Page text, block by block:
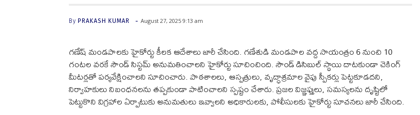
By PRAKASH KUMAR - August 27, 2025 9:13 am
గణేష్ మండపాలకు హైకోర్టు కీలక ఆదేశాలు జారీ చేసింది. గణేశుడి మండపాల వద్ద సాయంత్రం 6 నుంచి 10
గంటల వరకే సౌండ్ సిస్టమ్ అనుమతించాలని హైకోర్టు సూచించింది. సౌండ్ డిసిబుల్ స్థాయి దాటకుండా చెకింగ్
మీటర్లతో పర్యవేక్షించాలని సూచించారు. పాఠశాలలు, ఆస్పత్రులు, వృద్ధాశ్రమాల వైపు స్పీకర్లు పెట్టకూడదని,
నిర్వాహకులు నిబంధనలను తప్పకుండా పాటించాలని స్పష్టం చేశారు. ప్రజల విజ్ఞప్తులు, సమస్యలను దృష్టిలో
పెట్టుకొని విగ్రహాల ఏర్పాటుకు అనుమతులు ఇవ్వాలని అధికారులకు, పోలీసులకు హైకోర్టు సూచనలు జారీ చేసింది.